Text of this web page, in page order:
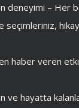
deneyimi – Her
seçimleriniz,
haber veren
ve hayatta